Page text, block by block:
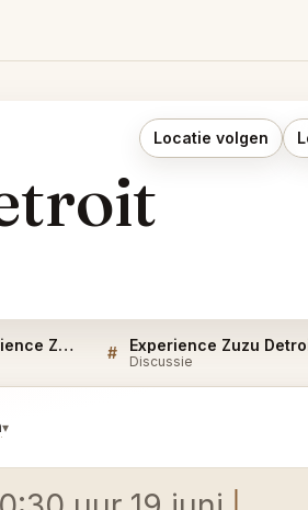
Locatie volgen
Sellers QA for Experience Zuzu Detroit # Experience Zuzu
Discussie
▾